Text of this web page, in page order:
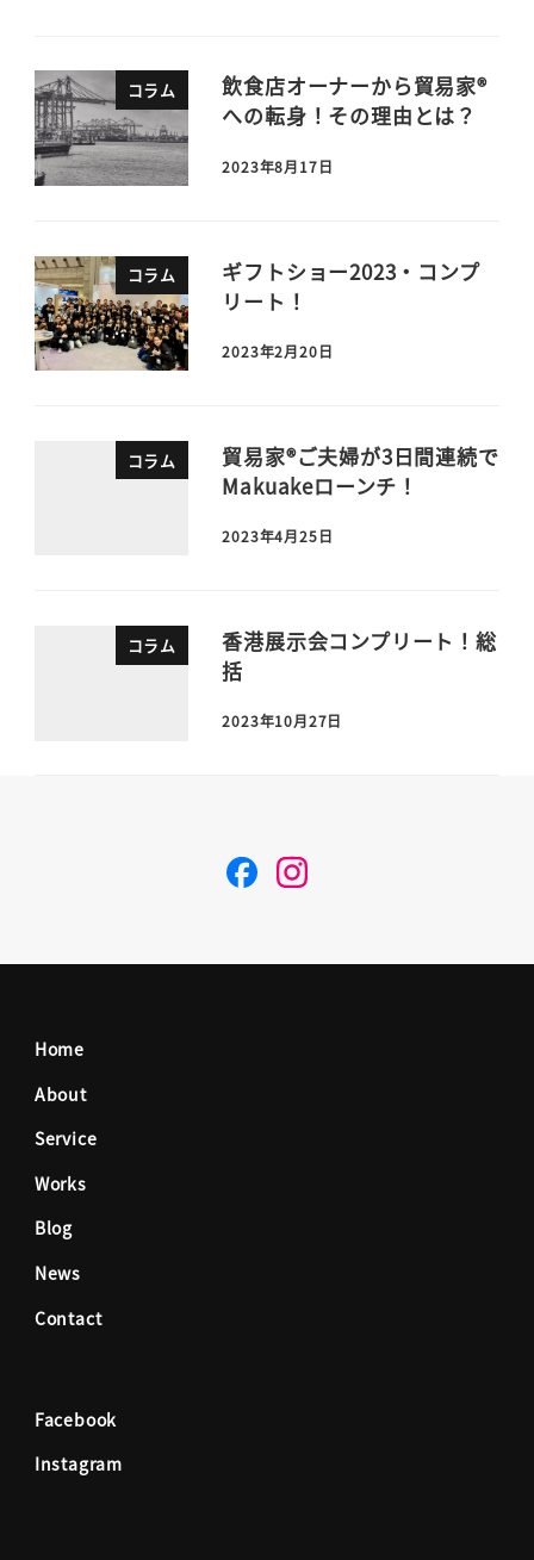
コラム
飲食店オーナーから貿易家®
への転身！その理由とは？
2023年8月17日
コラム
ギフトショー2023・コンプ
リート！
2023年2月20日
コラム
貿易家®ご夫婦が3日間連続で
Makuakeローンチ！
2023年4月25日
コラム
香港展示会コンプリート！総
括
2023年10月27日
F I
Home
About
Service
Works
Blog
News
Contact
Facebook
Instagram